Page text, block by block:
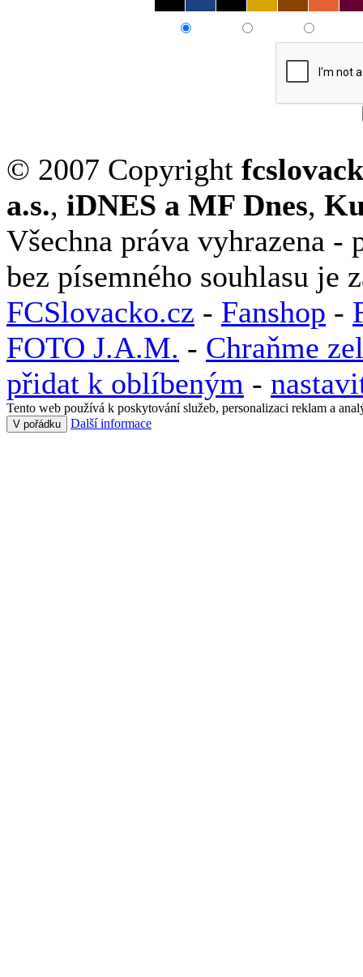
© 2007 Copyright
a.s., iDNES a MF Dnes,
Všechna práva vyhrazena -
bez písemného souhlasu je
FCSlovacko.cz - Fanshop -
FOTO J.A.M. - Chraňme
přidat k oblíbeným -
Tento web používá k poskytování služeb, personalizaci reklam a
V pořádku Další informace